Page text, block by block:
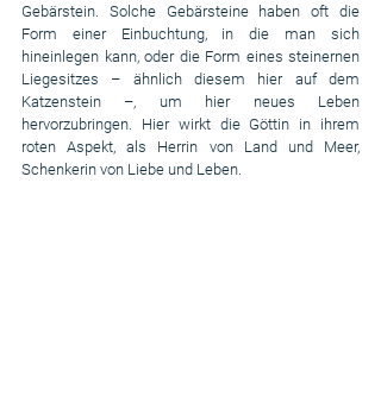
Gebärstein. Solche Gebärsteine haben oft die
Form einer Einbuchtung, in die man sich
hineinlegen kann, oder die Form eines steinernen
Liegesitzes – ähnlich diesem hier auf dem
Katzenstein –, um hier neues Leben
hervorzubringen. Hier wirkt die Göttin in ihrem
roten Aspekt, als Herrin von Land und Meer,
Schenkerin von Liebe und Leben.